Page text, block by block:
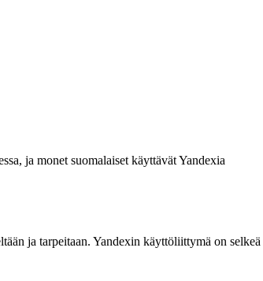
ja monet suomalaiset käyttävät Yandexia
ja tarpeitaan. Yandexin käyttöliittymä on selkeä